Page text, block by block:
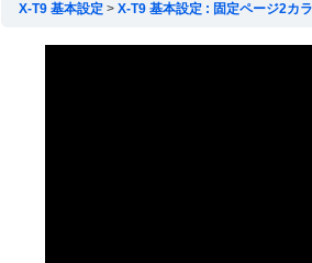
X-T9 基本設定 X-T9 基本設定 : 固定ページ2カ